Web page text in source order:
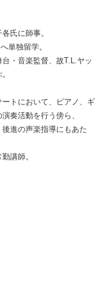
氏に師事。
単独留学。
・音楽監督、故T.L.ヤッ
トにおいて、ピアノ、ギ
奏活動を行う傍ら、
進の声楽指導にもあた
講師。